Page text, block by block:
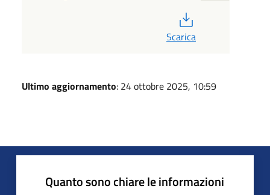
Scarica
Ultimo aggiornamento: 24 ottobre 2025, 10:59
Quanto sono chiare le informazioni